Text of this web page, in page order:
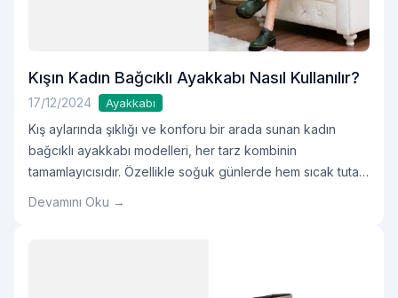
Kışın Kadın Bağcıklı Ayakkabı Nasıl Kullanılır?
17/12/2024 Ayakkabı
Kış aylarında şıklığı ve konforu bir arada sunan kadın
bağcıklı ayakkabı modelleri, her tarz kombinin
tamamlayıcısıdır. Özellikle soğuk günlerde hem sıcak tutan
Devamını Oku →